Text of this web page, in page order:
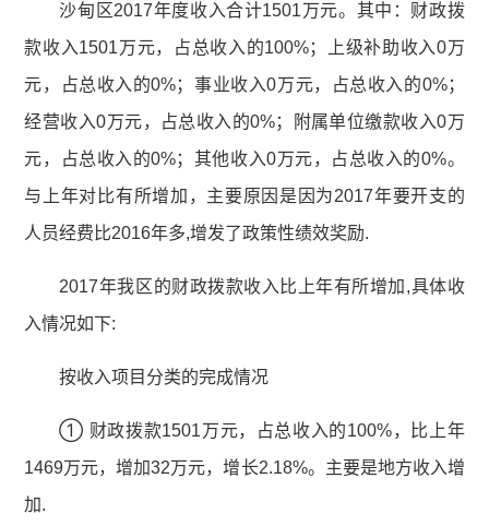
沙甸区2017年度收入合计1501万元。其中：财政拨
款收入1501万元，占总收入的100%；上级补助收入0万
元，占总收入的0%；事业收入0万元，占总收入的0%；
经营收入0万元，占总收入的0%；附属单位缴款收入0万
元，占总收入的0%；其他收入0万元，占总收入的0%。
与上年对比有所增加，主要原因是因为2017年要开支的
人员经费比2016年多,增发了政策性绩效奖励.
2017年我区的财政拨款收入比上年有所增加,具体收
入情况如下:
按收入项目分类的完成情况
① 财政拨款1501万元，占总收入的100%，比上年
1469万元，增加32万元，增长2.18%。主要是地方收入增
加.